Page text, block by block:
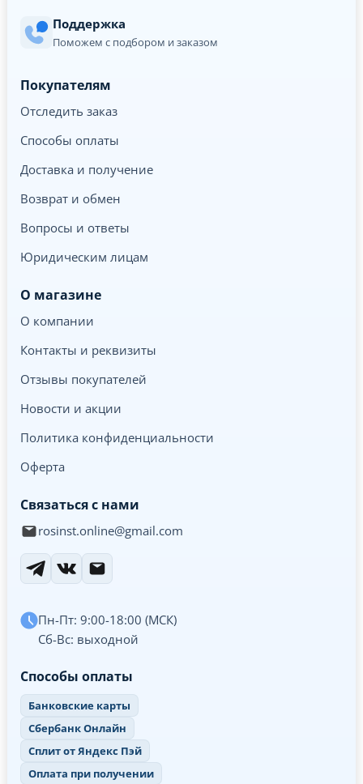
Поддержка
Поможем с подбором и заказом
Покупателям
Отследить заказ
Способы оплаты
Доставка и получение
Возврат и обмен
Вопросы и ответы
Юридическим лицам
О магазине
О компании
Контакты и реквизиты
Отзывы покупателей
Новости и акции
Политика конфиденциальности
Оферта
Связаться с нами
rosinst.online@gmail.com
Пн-Пт: 9:00-18:00 (МСК)
Сб-Вс: выходной
Способы оплаты
Банковские карты
Сбербанк Онлайн
Сплит от Яндекс Пэй
Оплата при получении